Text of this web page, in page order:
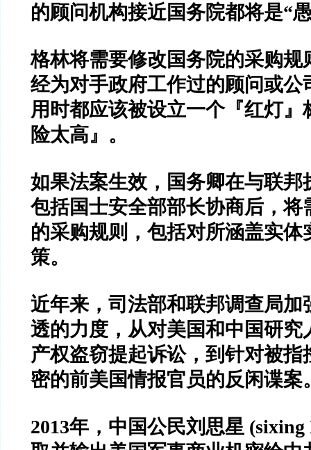
的顾问机构接近国务院都将是“
格林将需要修改国务院的采购规
经为对手政府工作过的顾问或公
用时都应该被设立一个『红灯』
险太高』。
如果法案生效，国务卿在与联邦
包括国士安全部部长协商后，将
的采购规则，包括对所涵盖实体
策。
近年来，司法部和联邦调查局加
透的力度，从对美国和中国研究
产权盗窃提起诉讼，到针对被指
密的前美国情报官员的反闲谍案
2013年，中国公民刘思星